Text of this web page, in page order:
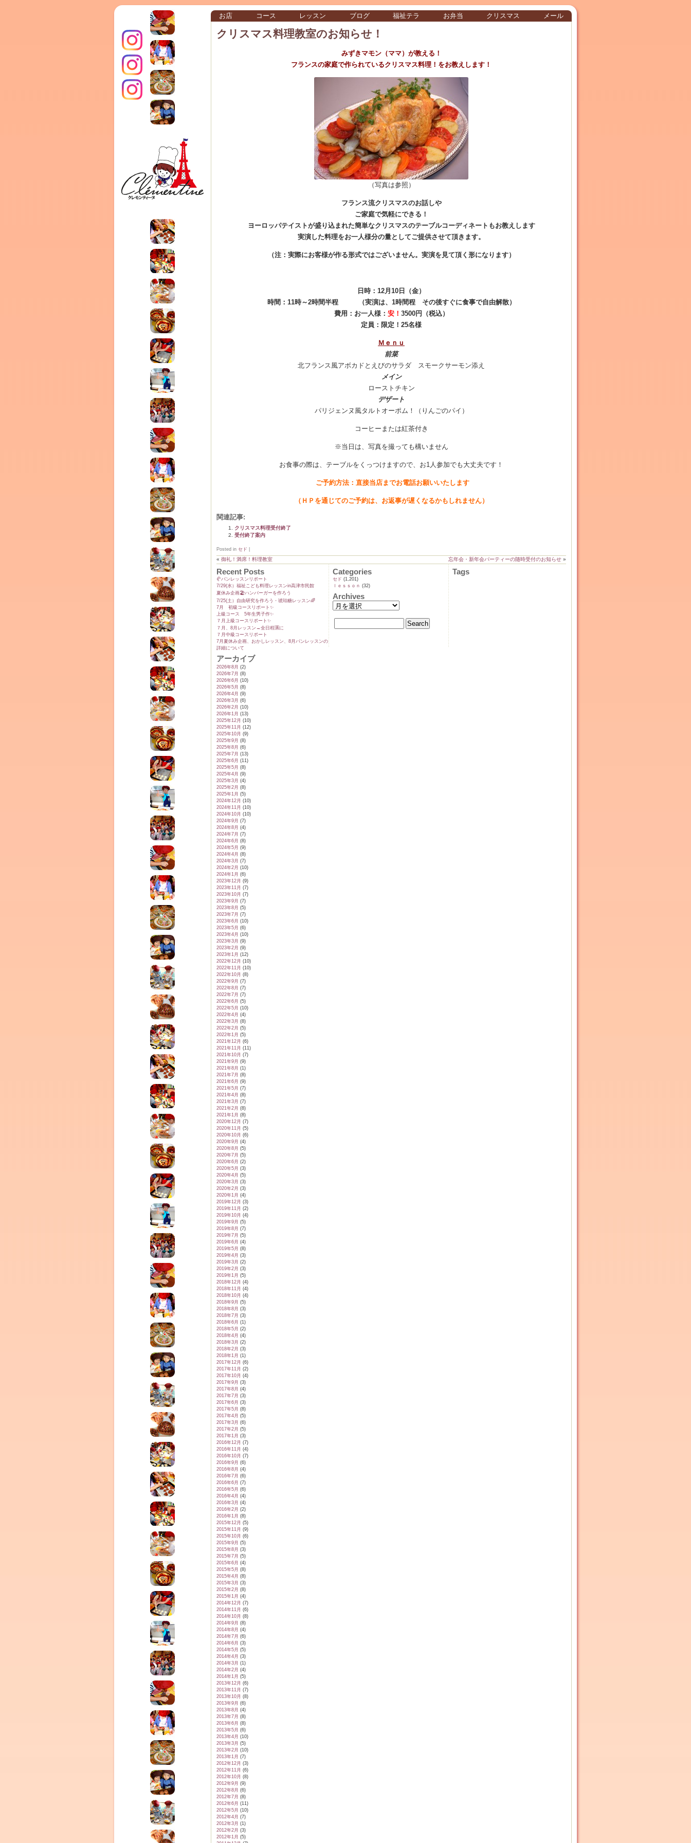
クレモンティーヌ – 新百合ヶ丘の料理教
室・テイクアウト Clémentine (produced
by CEDO)
お店 コース レッスン ブログ 福祉テラ お弁当 クリスマス メール
インス
タグラ
クリスマス料理教室のお知らせ！
みずきマモン（ママ）が教える！
フランスの家庭で作られているクリスマス料理！をお教えします！
（写真は参照）
フランス流クリスマスのお話しや
ご家庭で気軽にできる！
ヨーロッパテイストが盛り込まれた簡単なクリスマスのテーブルコーディネートもお教えします
実演した料理をお一人様分の量としてご提供させて頂きます。
（注：実際にお客様が作る形式ではございません。実演を見て頂く形になります）
日時：12月10日（金）
時間：11時～2時間半程 （実演は、1時間程 その後すぐに食事で自由解散）
費用：お一人様： 安！ 3500円（税込）
定員：限定！25名様
Ｍｅｎｕ
前菜
北フランス風アボカドとえびのサラダ スモークサーモン添え
メイン
ローストチキン
デザート
パリジェンヌ風タルトオーポム！（りんごのパイ）
コーヒーまたは紅茶付き
※当日は、写真を撮っても構いません
お食事の際は、テーブルをくっつけますので、お1人参加でも大丈夫です！
ご予約方法：直接当店までお電話お願いいたします
（ＨＰを通じてのご予約は、お返事が遅くなるかもしれません）
関連記事:
クリスマス料理受付終了
受付終了案内
Posted in セド
« 御礼！満席！料理教室 忘年会・新年会パーティーの随時受付のお知らせ »
Recent Posts
🥐パンレッスンリポート
7/29(水）福祉こども料理レッスンin高津市民館
夏休み企画🏖️ハンバーガーを作ろう
7/25(土）自由研究を作ろう・琥珀糖レッスン🌈
7月 初級コースリポート✨️
上級コース 5年生男子作✨️
７月上級コースリポート✨️
７月、8月レッスン→全日程🈵に
７月中級コースリポート
7月夏休み企画、おかしレッスン、8月パンレッスンの
詳細について
アーカイブ
2026年8月 (2)
2026年7月 (8)
2026年6月 (10)
2026年5月 (8)
2026年4月 (9)
2026年3月 (6)
2026年2月 (10)
2026年1月 (13)
2025年12月 (10)
2025年11月 (12)
2025年10月 (9)
2025年9月 (8)
2025年8月 (6)
2025年7月 (13)
2025年6月 (11)
2025年5月 (8)
2025年4月 (9)
2025年3月 (4)
2025年2月 (8)
2025年1月 (5)
2024年12月 (10)
2024年11月 (10)
2024年10月 (10)
2024年9月 (7)
2024年8月 (4)
2024年7月 (7)
2024年6月 (8)
2024年5月 (9)
2024年4月 (8)
2024年3月 (7)
2024年2月 (10)
2024年1月 (6)
2023年12月 (9)
2023年11月 (7)
2023年10月 (7)
2023年9月 (7)
2023年8月 (5)
2023年7月 (7)
2023年6月 (10)
2023年5月 (6)
2023年4月 (10)
2023年3月 (9)
2023年2月 (9)
2023年1月 (12)
2022年12月 (10)
2022年11月 (10)
2022年10月 (8)
2022年9月 (7)
2022年8月 (7)
2022年7月 (7)
2022年6月 (5)
2022年5月 (10)
2022年4月 (4)
2022年3月 (8)
2022年2月 (5)
2022年1月 (5)
2021年12月 (6)
2021年11月 (11)
2021年10月 (7)
2021年9月 (9)
2021年8月 (1)
2021年7月 (8)
2021年6月 (9)
2021年5月 (7)
2021年4月 (8)
2021年3月 (7)
2021年2月 (8)
2021年1月 (8)
2020年12月 (7)
2020年11月 (5)
2020年10月 (6)
2020年9月 (4)
2020年8月 (5)
2020年7月 (5)
2020年6月 (2)
2020年5月 (3)
2020年4月 (5)
2020年3月 (3)
2020年2月 (3)
2020年1月 (4)
2019年12月 (3)
2019年11月 (2)
2019年10月 (4)
2019年9月 (5)
2019年8月 (7)
2019年7月 (5)
2019年6月 (4)
2019年5月 (8)
2019年4月 (3)
2019年3月 (2)
2019年2月 (3)
2019年1月 (5)
2018年12月 (4)
2018年11月 (4)
2018年10月 (4)
2018年9月 (5)
2018年8月 (3)
2018年7月 (3)
2018年6月 (1)
2018年5月 (2)
2018年4月 (4)
2018年3月 (2)
2018年2月 (3)
2018年1月 (1)
2017年12月 (6)
2017年11月 (2)
2017年10月 (4)
2017年9月 (3)
2017年8月 (4)
2017年7月 (3)
2017年6月 (3)
2017年5月 (8)
2017年4月 (5)
2017年3月 (6)
2017年2月 (5)
2017年1月 (3)
2016年12月 (7)
2016年11月 (4)
2016年10月 (7)
2016年9月 (6)
2016年8月 (4)
2016年7月 (6)
2016年6月 (7)
2016年5月 (6)
2016年4月 (4)
2016年3月 (4)
2016年2月 (2)
2016年1月 (8)
2015年12月 (5)
2015年11月 (9)
2015年10月 (6)
2015年9月 (5)
2015年8月 (3)
2015年7月 (5)
2015年6月 (4)
2015年5月 (8)
2015年4月 (8)
2015年3月 (3)
2015年2月 (8)
2015年1月 (4)
2014年12月 (7)
2014年11月 (6)
2014年10月 (8)
2014年9月 (8)
2014年8月 (4)
2014年7月 (6)
2014年6月 (3)
2014年5月 (5)
2014年4月 (3)
2014年3月 (1)
2014年2月 (4)
2014年1月 (5)
2013年12月 (6)
2013年11月 (7)
2013年10月 (8)
2013年9月 (6)
2013年8月 (4)
2013年7月 (8)
2013年6月 (8)
2013年5月 (6)
2013年4月 (10)
2013年3月 (5)
2013年2月 (10)
2013年1月 (7)
2012年12月 (3)
2012年11月 (6)
2012年10月 (8)
2012年9月 (9)
2012年8月 (6)
2012年7月 (8)
2012年6月 (11)
2012年5月 (10)
2012年4月 (7)
2012年3月 (1)
2012年2月 (3)
2012年1月 (5)
Categories
セド (1,201)
ｌｅｓｓｏｎ (32)
Archives
Tags